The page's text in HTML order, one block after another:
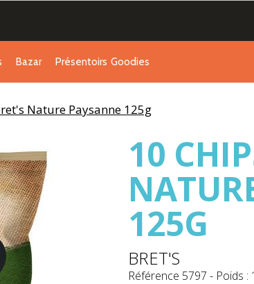
Bazar Présentoirs Goodies
Nature Paysanne 125g
10
125G
BRET'S
Référence 5797 - Poids :